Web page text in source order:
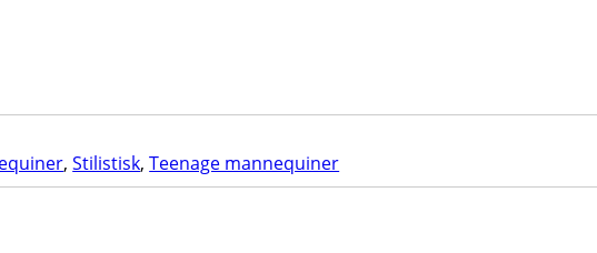
,Stilistisk,Teenage mannequiner